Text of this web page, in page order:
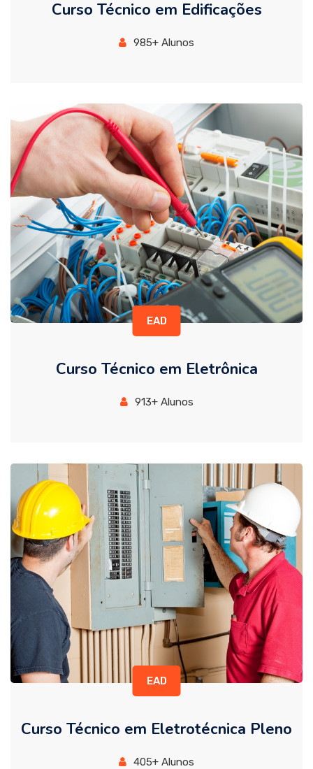
Curso Técnico em Edificações
985+ Alunos
EAD
Curso Técnico em Eletrônica
913+ Alunos
EAD
Curso Técnico em Eletrotécnica Pleno
405+ Alunos